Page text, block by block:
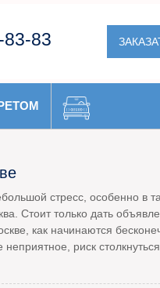
83-83
стресс, особенно в
Стоит только дать
как начинаются
риск